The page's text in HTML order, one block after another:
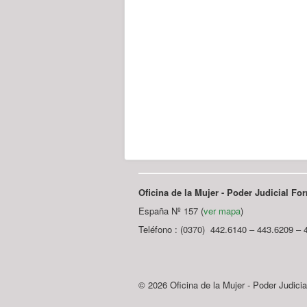
Oficina de la Mujer - Poder Judicial
España Nº 157 (ver mapa)
Teléfono : (0370) 442.6140 – 443.6209 –
© 2026 Oficina de la Mujer - Poder